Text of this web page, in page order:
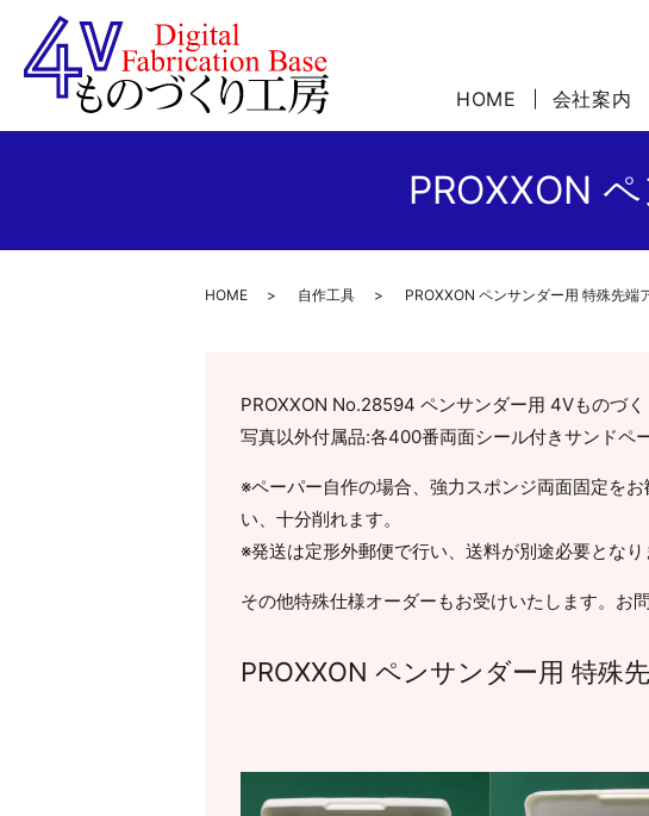
HOME 会社案内
PROXXON
HOME 自作工具 PROXXON ペンサンダー用 特殊先端
PROXXON No.28594 ペンサンダー用 4Vものづ
写真以外付属品:各400番両面シール付きサンドペ
※ペーパー自作の場合、強力スポンジ両面固定を
い、十分削れます。
※発送は定形外郵便で行い、送料が別途必要となり
その他特殊仕様オーダーもお受けいたします。お
PROXXON ペンサンダー用 特殊